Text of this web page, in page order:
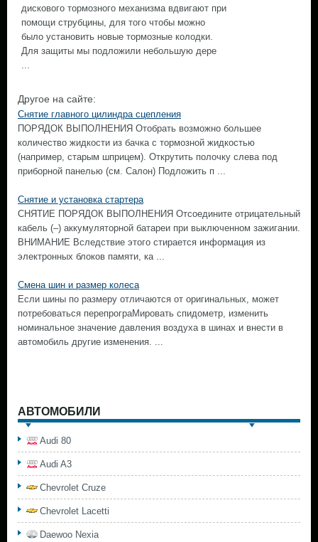
дискового тормозного механизма вдвигают при
помощи струбцины, для того чтобы можно
было установить новые тормозные колодки.
Для защиты мы подложили небольшую дере
...
Другое на сайте:
Снятие главного цилиндра сцепления
ПОРЯДОК ВЫПОЛНЕНИЯ Отобрать возможно большее
количество жидкости из бачка с тормозной жидкостью
(например, старым шприцем). Открутить полочку слева под
приборной панелью (см. Салон) Подложить п ...
Снятие и установка стартера
СНЯТИЕ ПОРЯДОК ВЫПОЛНЕНИЯ Отсоедините отрицательный
кабель (–) аккумуляторной батареи при выключенном зажигании.
ВНИМАНИЕ Вследствие этого стирается информация из
электронных блоков памяти, ка ...
Смена шин и размер колеса
Если шины по размеру отличаются от оригинальных, может
потребоваться перепрограМировать спидометр, изменить
номинальное значение давления воздуха в шинах и внести в
автомобиль другие изменения. ...
АВТОМОБИЛИ
Audi 80
Audi A3
Chevrolet Cruze
Chevrolet Lacetti
Daewoo Nexia